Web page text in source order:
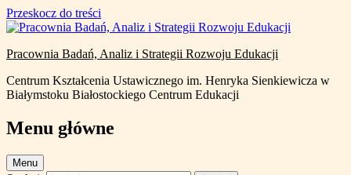
Uwaga:
Ta
strona
internetowa
zawiera
system
ułatwień
dostępu.
Przeskocz do treści
Pracownia Badań, Analiz i Strategii Rozwoju Edukacji
Centrum Kształcenia Ustawicznego im. Henryka Sienkiewicza w
Białymstoku Białostockiego Centrum Edukacji
Menu główne
Menu